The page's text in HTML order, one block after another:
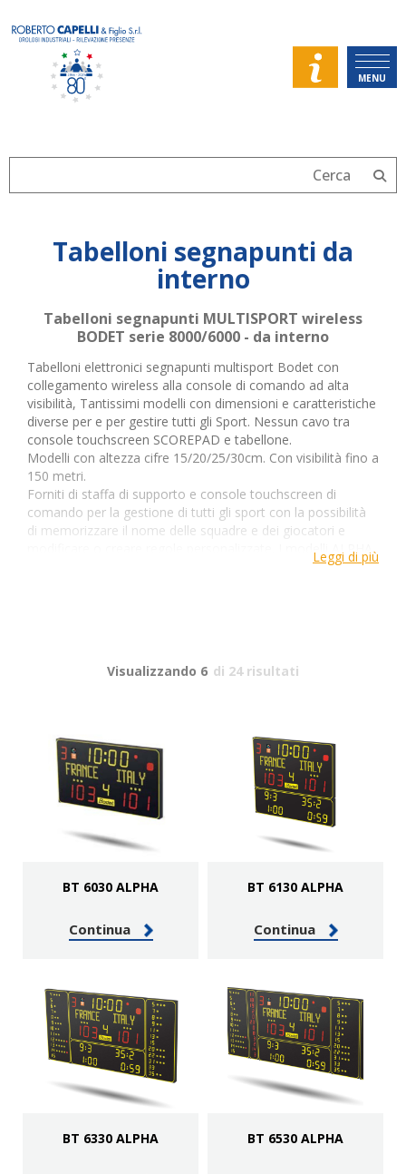
MENU
Tabelloni segnapunti da
interno
Tabelloni segnapunti MULTISPORT wireless
BODET serie 8000/6000 - da interno
Tabelloni elettronici segnapunti multisport Bodet con
collegamento wireless alla console di comando ad alta
visibilità, Tantissimi modelli con dimensioni e caratteristiche
diverse per e per gestire tutti gli Sport. Nessun cavo tra
console touchscreen SCOREPAD e tabellone.
Modelli con altezza cifre 15/20/25/30cm. Con visibilità fino a
150 metri.
Forniti di staffa di supporto e console touchscreen di
comando per la gestione di tutti gli sport con la possibilità
di memorizzare il nome delle squadre e dei giocatori e
modificare o creare regole personalizzate. I modelli ALPHA
sono dotati di display grafici per la personalizzazione
Leggi di più
Visualizzando 6 di 24 risultati
BT 6030 ALPHA
Continua
BT 6130 ALPHA
Continua
BT 6330 ALPHA BT 6530 ALPHA